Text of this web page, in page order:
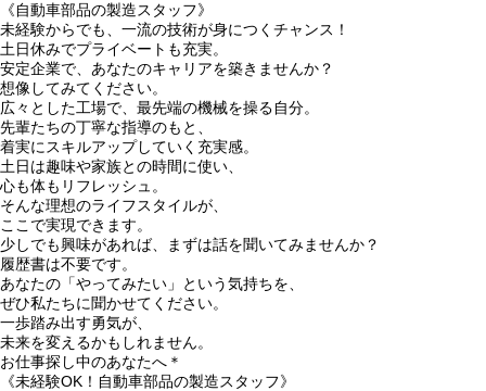
《自動車部品の製造スタッフ》
未経験からでも、一流の技術が身につくチャンス！
土日休みでプライベートも充実。
安定企業で、あなたのキャリアを築きませんか？
想像してみてください。
広々とした工場で、最先端の機械を操る自分。
先輩たちの丁寧な指導のもと、
着実にスキルアップしていく充実感。
土日は趣味や家族との時間に使い、
心も体もリフレッシュ。
そんな理想のライフスタイルが、
ここで実現できます。
少しでも興味があれば、まずは話を聞いてみませんか？
履歴書は不要です。
あなたの「やってみたい」という気持ちを、
ぜひ私たちに聞かせてください。
一歩踏み出す勇気が、
未来を変えるかもしれません。
お仕事探し中のあなたへ＊
《未経験OK！自動車部品の製造スタッフ》